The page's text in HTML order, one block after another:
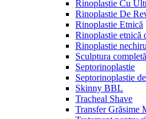
Rinoplastie Cu
Rinoplastie De
Rinoplastie Etnică
Rinoplastie etnică
Rinoplastie
Sculptura
Septorinoplastie
Septorinoplastie
Skinny BBL
Tracheal Shave
Transfer Grăsime